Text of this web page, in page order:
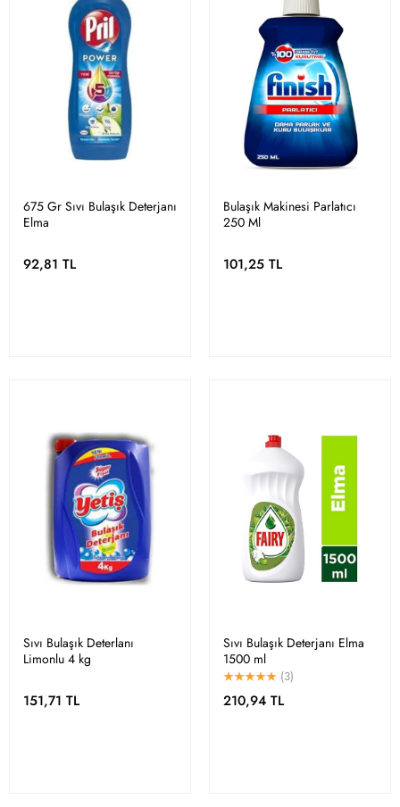
675 Gr Sıvı Bulaşık Deterjanı
Elma
92,81 TL
Bulaşık Makinesi Parlatıcı
250 Ml
101,25 TL
Sıvı Bulaşık Deterlanı
Limonlu 4 kg
151,71 TL
Sıvı Bulaşık Deterjanı Elma
1500 ml
(3)
210,94 TL